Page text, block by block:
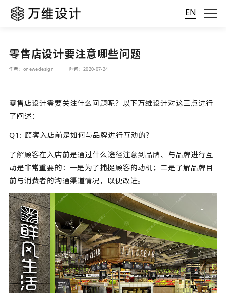
EN
零售店设计要注意哪些问题
作者：onewedesign 时间：2020-07-24
零售店设计需要关注什么问题呢？以下万维设计对这三点进行
了阐述：
Q1: 顾客入店前是如何与品牌进行互动的？
了解顾客在入店前是通过什么途径注意到品牌、与品牌进行互
动是非常重要的：一是为了捕捉顾客的动机；二是了解品牌目
前与消费者的沟通渠道情况，以便改进。